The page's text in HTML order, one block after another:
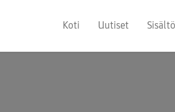
Koti Uutiset Sisältö